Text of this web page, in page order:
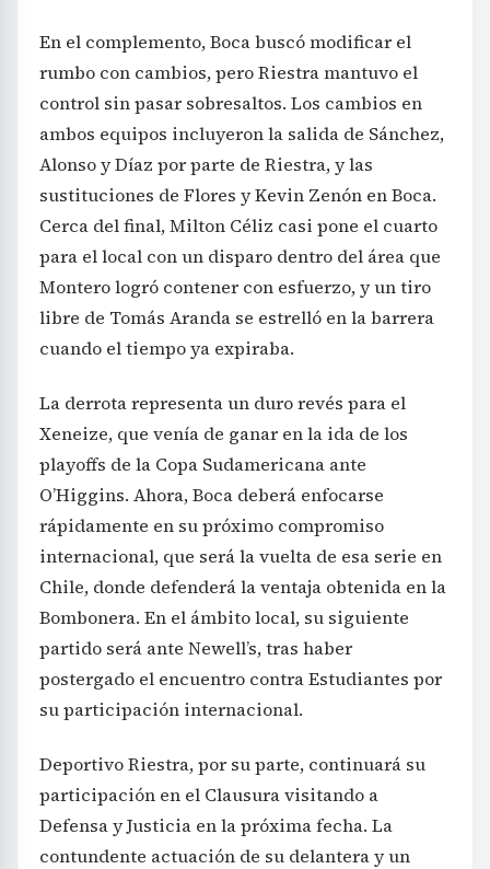
En el complemento, Boca buscó modificar el
rumbo con cambios, pero Riestra mantuvo el
control sin pasar sobresaltos. Los cambios en
ambos equipos incluyeron la salida de Sánchez,
Alonso y Díaz por parte de Riestra, y las
sustituciones de Flores y Kevin Zenón en Boca.
Cerca del final, Milton Céliz casi pone el cuarto
para el local con un disparo dentro del área que
Montero logró contener con esfuerzo, y un tiro
libre de Tomás Aranda se estrelló en la barrera
cuando el tiempo ya expiraba.
La derrota representa un duro revés para el
Xeneize, que venía de ganar en la ida de los
playoffs de la Copa Sudamericana ante
O’Higgins. Ahora, Boca deberá enfocarse
rápidamente en su próximo compromiso
internacional, que será la vuelta de esa serie en
Chile, donde defenderá la ventaja obtenida en la
Bombonera. En el ámbito local, su siguiente
partido será ante Newell’s, tras haber
postergado el encuentro contra Estudiantes por
su participación internacional.
Deportivo Riestra, por su parte, continuará su
participación en el Clausura visitando a
Defensa y Justicia en la próxima fecha. La
contundente actuación de su delantera y un